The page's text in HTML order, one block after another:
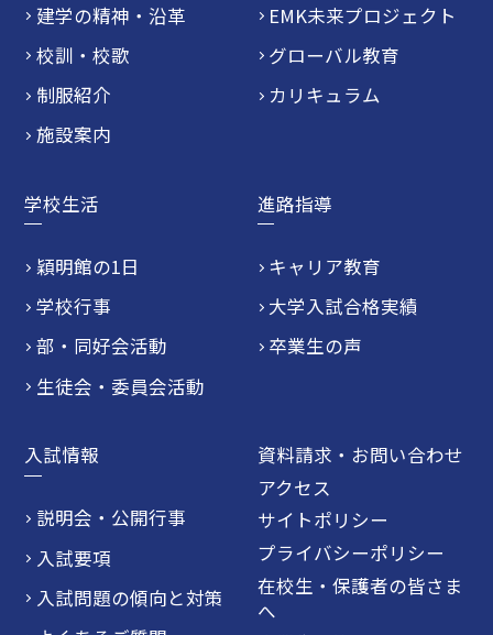
建学の精神・沿革
校訓・校歌
制服紹介
施設案内
EMK未来プロジェクト
グローバル教育
カリキュラム
学校生活
穎明館の1日
学校行事
部・同好会活動
生徒会・委員会活動
進路指導
キャリア教育
大学入試合格実績
卒業生の声
入試情報
説明会・公開行事
入試要項
入試問題の傾向と対策
資料請求・お問い合わせ
アクセス
サイトポリシー
プライバシーポリシー
在校生・保護者の皆さま
へ